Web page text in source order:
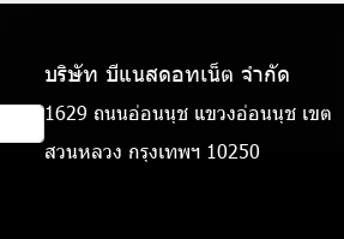
บริษัท บีแนสดอทเน็ต จํากัด
1629 ถนนอ่อนนุช แขวงอ่อนนุช เขต
สวนหลวง กรุงเทพฯ 10250